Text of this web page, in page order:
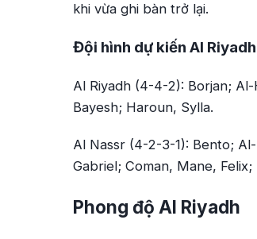
khi vừa ghi bàn trở lại.
Đội hình dự kiến Al
Al Riyadh (4-4-2): Borjan;
Bayesh; Haroun, Sylla.
Al Nassr (4-2-3-1): Bento;
Gabriel; Coman, Mane, Felix;
Phong độ Al Riyadh